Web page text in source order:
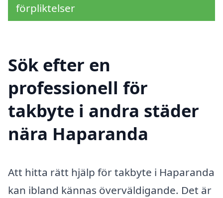
förpliktelser
Sök efter en
professionell för
takbyte i andra städer
nära Haparanda
Att hitta rätt hjälp för takbyte i Haparanda
kan ibland kännas överväldigande. Det är